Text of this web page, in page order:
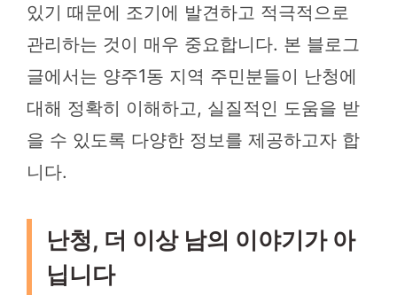
있기 때문에 조기에 발견하고 적극적으로
관리하는 것이 매우 중요합니다. 본 블로그
글에서는 양주1동 지역 주민분들이 난청에
대해 정확히 이해하고, 실질적인 도움을 받
을 수 있도록 다양한 정보를 제공하고자 합
니다.
난청, 더 이상 남의 이야기가 아
닙니다